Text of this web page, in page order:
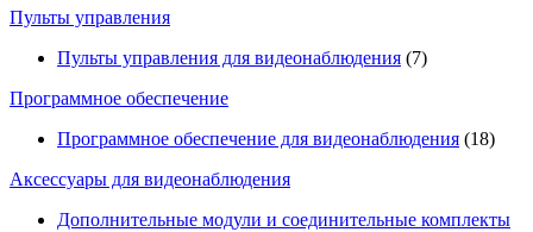
Пульты управления
Пульты управления для видеонаблюдения (7)
Программное обеспечение
Программное обеспечение для видеонаблюдения (18)
Аксессуары для видеонаблюдения
Дополнительные модули и соединительные комплекты